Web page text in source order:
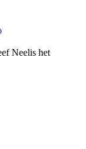
Neelis het